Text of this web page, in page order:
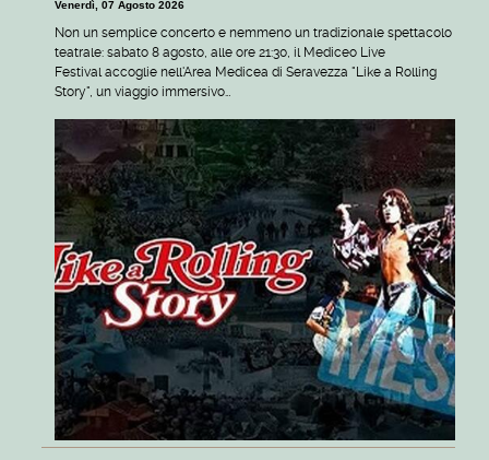
Venerdì, 07 Agosto 2026
Non un semplice concerto e nemmeno un tradizionale spettacolo
teatrale: sabato 8 agosto, alle ore 21:30, il Mediceo Live
Festival accoglie nell'Area Medicea di Seravezza "Like a Rolling
Story", un viaggio immersivo…